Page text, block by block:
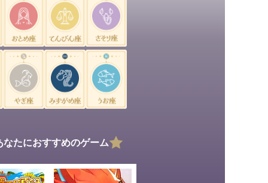
なたにおすすめのゲーム